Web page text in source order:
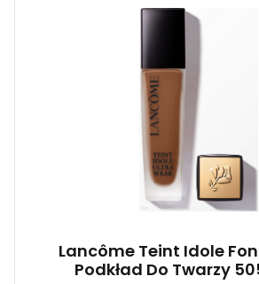
Lancôme Teint Idole
Podkład Do Twarzy